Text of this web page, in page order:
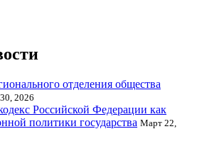
отделения общества
2026
Российской Федерации как
политики государства Март 22,